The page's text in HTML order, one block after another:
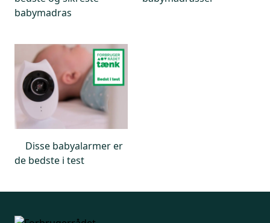
babymadras
Disse babyalarmer er
de bedste i test